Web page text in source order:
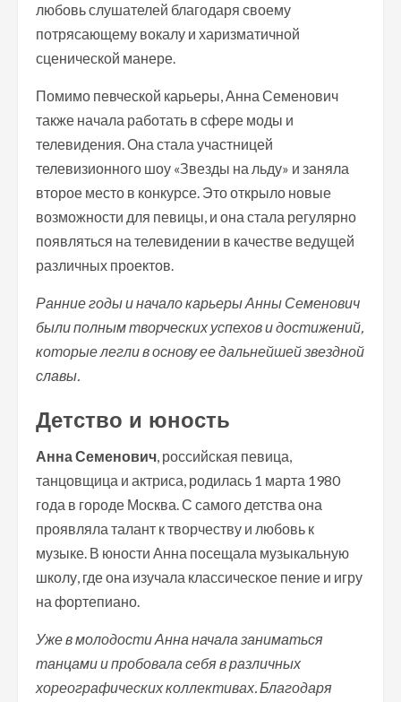
любовь слушателей благодаря своему
потрясающему вокалу и харизматичной
сценической манере.
Помимо певческой карьеры, Анна Семенович
также начала работать в сфере моды и
телевидения. Она стала участницей
телевизионного шоу «Звезды на льду» и заняла
второе место в конкурсе. Это открыло новые
возможности для певицы, и она стала регулярно
появляться на телевидении в качестве ведущей
различных проектов.
Ранние годы и начало карьеры Анны Семенович
были полным творческих успехов и достижений,
которые легли в основу ее дальнейшей звездной
славы.
Детство и юность
Анна Семенович, российская певица,
танцовщица и актриса, родилась 1 марта 1980
года в городе Москва. С самого детства она
проявляла талант к творчеству и любовь к
музыке. В юности Анна посещала музыкальную
школу, где она изучала классическое пение и игру
на фортепиано.
Уже в молодости Анна начала заниматься
танцами и пробовала себя в различных
хореографических коллективах. Благодаря